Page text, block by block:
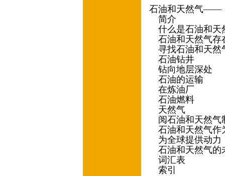
石油和天然气——
简介
什么是石油和
石油和天然气存
寻找石油和天然
石油钻井
钻向地层深处
石油的运输
在炼油厂
石油燃料
天然气
阅石油和天然气
石油和天然气作
为全球提供动力
石油和天然气的
词汇表
索引